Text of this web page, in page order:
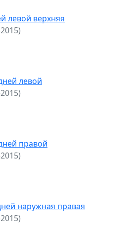
левой верхняя
левой
правой
наружная правая